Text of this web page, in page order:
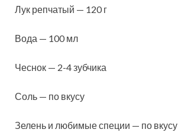
Лук репчатый — 120 г
Вода — 100 мл
Чеснок — 2-4 зубчика
Соль — по вкусу
Зелень и любимые специи — по вкусу